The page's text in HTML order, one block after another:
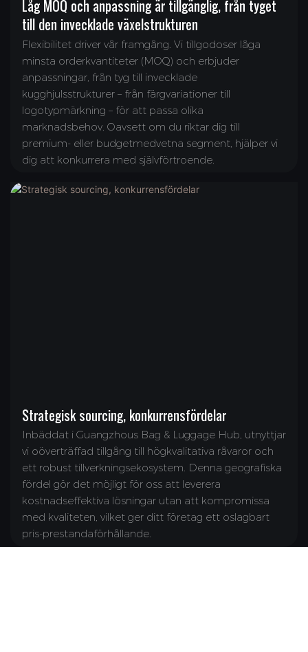
Låg MOQ och anpassning är tillgänglig, från tyget
till den invecklade växelstrukturen
Flexibilitet driver vår framgång. Vi tillgodoser låga
minsta orderkvantiteter (MOQ) och erbjuder
anpassningar, från tyg till invecklade
kugghjulsstrukturer – från färgvariationer till
logotypmärkning – för att passa olika
marknadsbehov. Oavsett om du riktar dig till
premium- eller budgetmedvetna segment, hjälper vi
dig att konkurrera med självförtroende.
Strategisk sourcing, konkurrensfördelar
Inbäddat i Guangzhous Bag & Luggage Hub, utnyttjar
vi oöverträffad tillgång till högkvalitativa råvaror och
ett robust tillverkningsekosystem. Denna geografiska
fördel gör det möjligt för oss att leverera
kostnadseffektiva lösningar utan att kompromissa
med kvaliteten, vilket ger ditt företag ett oslagbart
pris-prestandaförhållande.